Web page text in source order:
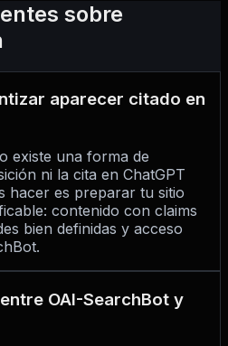
sobre
aparecer citado en
existe una forma de
ni la cita en ChatGPT
hacer es preparar tu sitio
contenido con claims
bien definidas y acceso
OAI-SearchBot y